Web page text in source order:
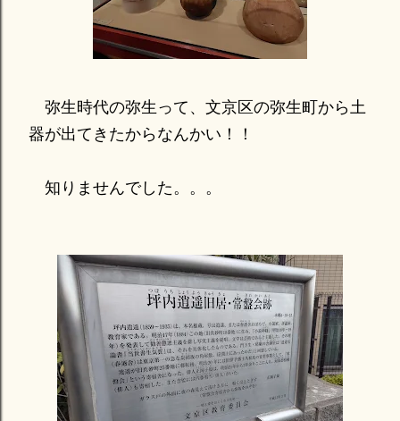
弥生時代の弥生って、文京区の弥生町から土
器が出てきたからなんかい！！
知りませんでした。。。